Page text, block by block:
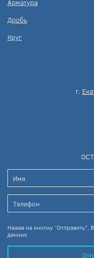
Арматура
Дробь
Круг
г.
Нажав на кнопку “Отправить”,
данных